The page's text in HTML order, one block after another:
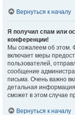
Вернуться к началу
Я получил спам или
конференции!
Мы сожалеем об этом.
включает меры
пользователей,
сообщение
письма. Очень важно
детальная
сможет в этом случае
Вернуться к началу